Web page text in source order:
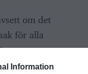
Information
om det
för alla
visuell bild